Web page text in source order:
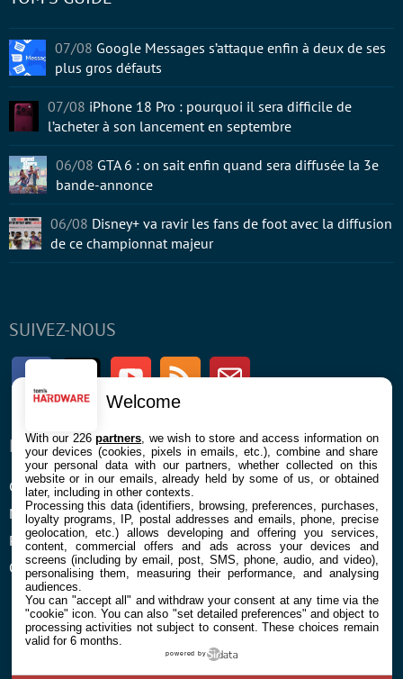
SUIVEZ-NOUS
FacebookTwitter Youtube RSS Newsletter
ENTREPRISE
Confidentialité et Cookies
Mentions légales et CGU
Préférences Cookies
Qui sommes nous
À PROPOS
Contact
07/08 Google Messages s’attaque enfin à deux de ses
plus gros défauts
07/08 iPhone 18 Pro : pourquoi il sera difficile de
l’acheter à son lancement en septembre
06/08 GTA 6 : on sait enfin quand sera diffusée la 3e
bande-annonce
06/08 Disney+ va ravir les fans de foot avec la diffusion
de ce championnat majeur
Welcome
With our 226partners , we wish to store and access information on
your devices (cookies, pixels in emails, etc.), combine and share
your personal data with our partners, whether collected on this
website or in our emails, already held by some of us, or obtained
later, including in other contexts.
Processing this data (identifiers, browsing, preferences, purchases,
loyalty programs, IP, postal addresses and emails, phone, precise
geolocation, etc.) allows developing and offering you services,
content, commercial offers and ads across your devices and
screens (including by email, post, SMS, phone, audio, and video),
personalising them, measuring their performance, and analysing
audiences.
You can "accept all" and withdraw your consent at any time via the
"cookie" icon. You can also "set detailed preferences" and object to
processing activities not subject to consent. These choices remain
valid for 6 months.
powered by